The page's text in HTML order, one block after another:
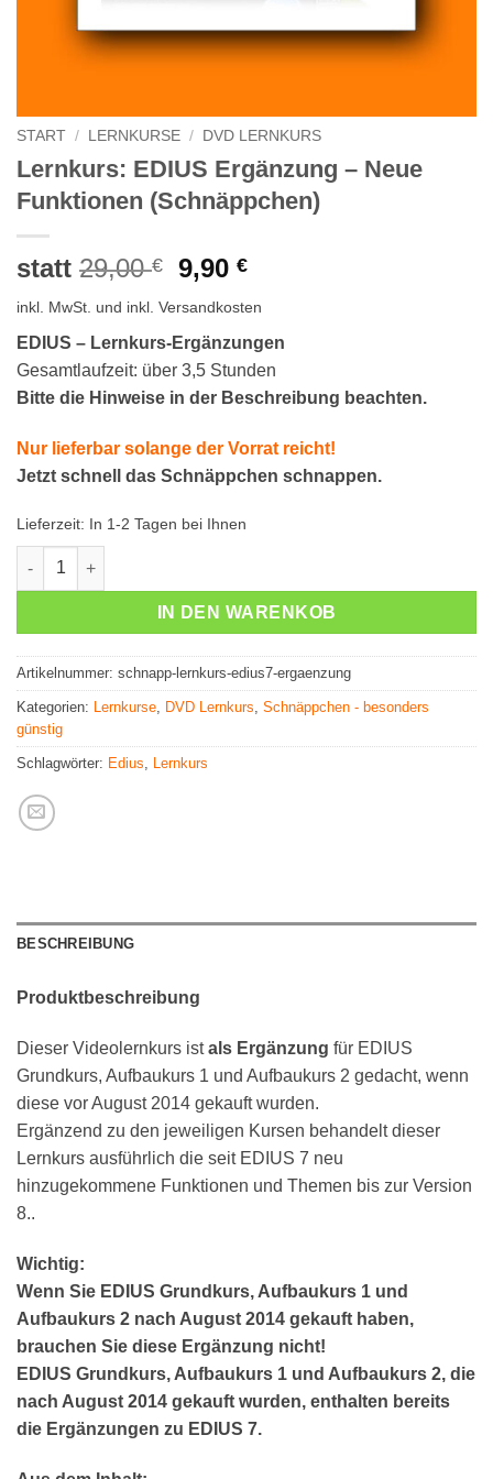
START / LERNKURSE / DVD LERNKURS
Lernkurs: EDIUS Ergänzung – Neue
Funktionen (Schnäppchen)
statt 29,00€
Ursprünglicher
war:
29,00 €
9,90€Aktueller
ist:
9,90 €.
inkl. MwSt. und inkl. Versandkosten
EDIUS – Lernkurs-Ergänzungen
Gesamtlaufzeit: über 3,5 Stunden
Bitte die Hinweise in der Beschreibung beachten.
Nur lieferbar solange der Vorrat reicht!
Jetzt schnell das Schnäppchen schnappen.
Lieferzeit: In 1-2 Tagen bei Ihnen
Lernkurs: EDIUS Ergänzung - Neue Funktionen (Schnäppchen)
IN DEN WARENKOB
Artikelnummer: schnapp-lernkurs-edius7-ergaenzung
Kategorien: Lernkurse, DVD Lernkurs, Schnäppchen - besonders
günstig
Schlagwörter: Edius, Lernkurs
BESCHREIBUNG
Produktbeschreibung
Dieser Videolernkurs istals Ergänzung für EDIUS
Grundkurs, Aufbaukurs 1 und Aufbaukurs 2 gedacht, wenn
diese vor August 2014 gekauft wurden.
Ergänzend zu den jeweiligen Kursen behandelt dieser
Lernkurs ausführlich die seit EDIUS 7 neu
hinzugekommene Funktionen und Themen bis zur Version
8..
Wichtig:
Wenn Sie EDIUS Grundkurs, Aufbaukurs 1 und
Aufbaukurs 2 nach August 2014 gekauft haben,
brauchen Sie diese Ergänzung nicht!
EDIUS Grundkurs, Aufbaukurs 1 und Aufbaukurs 2, die
nach August 2014 gekauft wurden, enthalten bereits
die Ergänzungen zu EDIUS 7.